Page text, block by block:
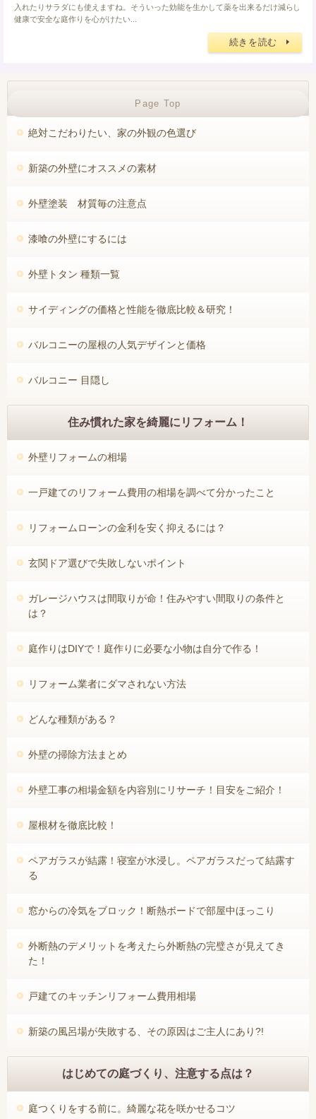
入れたりサラダにも使えますね。そういった効能を生かして薬を出来るだけ減らし
健康で安全な庭作りを心がけたい...
続きを読む
Page Top
失敗しない新築外壁選び！
絶対こだわりたい、家の外観の色選び
新築の外壁にオススメの素材
外壁塗装 材質毎の注意点
漆喰の外壁にするには
外壁トタン 種類一覧
サイディングの価格と性能を徹底比較＆研究！
バルコニーの屋根の人気デザインと価格
バルコニー 目隠し
住み慣れた家を綺麗にリフォーム！
外壁リフォームの相場
一戸建てのリフォーム費用の相場を調べて分かったこと
リフォームローンの金利を安く抑えるには？
玄関ドア選びで失敗しないポイント
ガレージハウスは間取りが命！住みやすい間取りの条件と
は？
庭作りはDIYで！庭作りに必要な小物は自分で作る！
リフォーム業者にダマされない方法
どんな種類がある？
外壁の掃除方法まとめ
外壁工事の相場金額を内容別にリサーチ！目安をご紹介！
屋根材を徹底比較！
ペアガラスが結露！寝室が水浸し。ペアガラスだって結露す
る
窓からの冷気をブロック！断熱ボードで部屋中ほっこり
外断熱のデメリットを考えたら外断熱の完璧さが見えてき
た！
戸建てのキッチンリフォーム費用相場
新築の風呂場が失敗する、その原因はご主人にあり?!
はじめての庭づくり、注意する点は？
庭つくりをする前に。綺麗な花を咲かせるコツ